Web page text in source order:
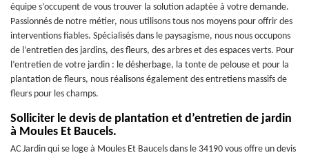
équipe s’occupent de vous trouver la solution adaptée à votre demande.
Passionnés de notre métier, nous utilisons tous nos moyens pour offrir des
interventions fiables. Spécialisés dans le paysagisme, nous nous occupons
de l’entretien des jardins, des fleurs, des arbres et des espaces verts. Pour
l’entretien de votre jardin : le désherbage, la tonte de pelouse et pour la
plantation de fleurs, nous réalisons également des entretiens massifs de
fleurs pour les champs.
Solliciter le devis de plantation et d’entretien de jardin
à Moules Et Baucels.
AC Jardin qui se loge à Moules Et Baucels dans le 34190 vous offre un devis